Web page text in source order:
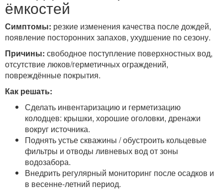
ёмкостей
Симптомы: резкие изменения качества после дождей,
появление посторонних запахов, ухудшение по сезону.
Причины: свободное поступление поверхностных вод,
отсутствие люков/герметичных ограждений,
повреждённые покрытия.
Как решать:
Сделать инвентаризацию и герметизацию
колодцев: крышки, хорошие оголовки, дренажи
вокруг источника.
Поднять устье скважины / обустроить кольцевые
фильтры и отводы ливневых вод от зоны
водозабора.
Внедрить регулярный мониторинг после осадков и
в весенне-летний период.